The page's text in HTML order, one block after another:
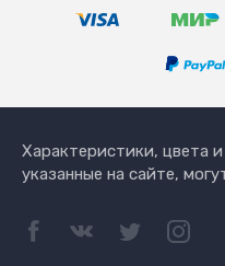
Характеристики, цвета
указанные на сайте,